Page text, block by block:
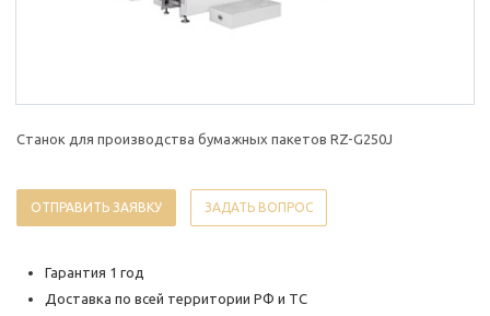
Станок для производства бумажных пакетов RZ-G250J
ОТПРАВИТЬ ЗАЯВКУ ЗАДАТЬ ВОПРОС
Гарантия 1 год
Доставка по всей территории РФ и ТС